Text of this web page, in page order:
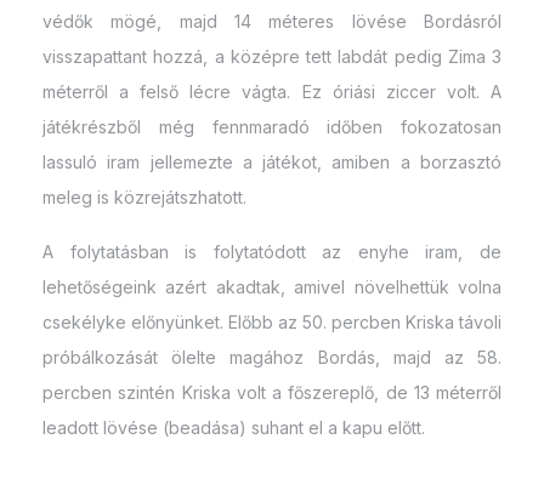
védők mögé, majd 14 méteres lövése Bordásról
visszapattant hozzá, a középre tett labdát pedig Zima 3
méterről a felső lécre vágta. Ez óriási ziccer volt. A
játékrészből még fennmaradó időben fokozatosan
lassuló iram jellemezte a játékot, amiben a borzasztó
meleg is közrejátszhatott.
A folytatásban is folytatódott az enyhe iram, de
lehetőségeink azért akadtak, amivel növelhettük volna
csekélyke előnyünket. Előbb az 50. percben Kriska távoli
próbálkozását ölelte magához Bordás, majd az 58.
percben szintén Kriska volt a főszereplő, de 13 méterről
leadott lövése (beadása) suhant el a kapu előtt.